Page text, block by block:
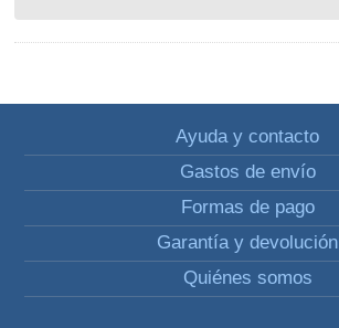
Ayuda y contacto
Gastos de envío
Formas de pago
Garantía y devolución
Quiénes somos